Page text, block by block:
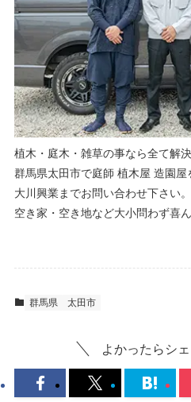
植木・庭木・雑草の事なら全て解決
群馬県太田市で庭師 植木屋 造園屋
大川興業までお問い合わせ下さい。
空き家・空き地など大小問わず喜
群馬県 太田市
よかったらシ